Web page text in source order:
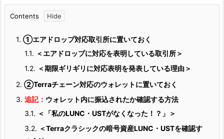
Contents
1. ①エアドロップ対応取引所に置いておく
1.1. ＜エアドロップに対応を表明している取引所＞
1.2. ＜期限ギリギリに対応表明を発表している理由＞
2. ②Terraチェーン対応のウォレットに置いておく
3. 追記： ウォレット内に振込されたか確認する方法
3.1. ＜「私のLUNC・USTがなくなった！？」＞
3.2. ＜Terraクラシックの暗号資産LUNC・USTを確認す